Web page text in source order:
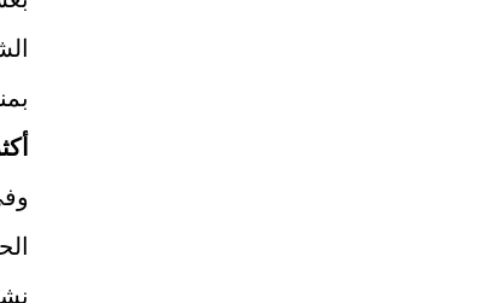
أكثر